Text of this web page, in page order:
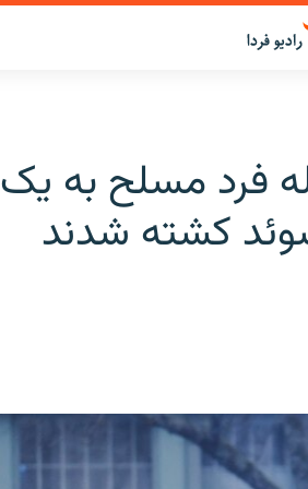
حمله فرد مسلح به یک
کشته شدند